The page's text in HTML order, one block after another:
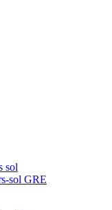
sol
sol GRE